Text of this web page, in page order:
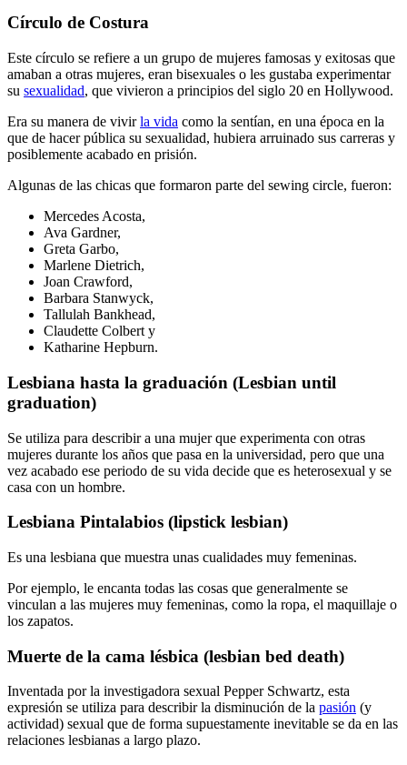
Círculo de Costura
Este círculo se refiere a un grupo de mujeres famosas y exitosas que
amaban a otras mujeres, eran bisexuales o les gustaba experimentar
su sexualidad, que vivieron a principios del siglo 20 en Hollywood.
Era su manera de vivirla vida como la sentían, en una época en la
que de hacer pública su sexualidad, hubiera arruinado sus carreras y
posiblemente acabado en prisión.
Algunas de las chicas que formaron parte del sewing circle, fueron:
Mercedes Acosta,
Ava Gardner,
Greta Garbo,
Marlene Dietrich,
Joan Crawford,
Barbara Stanwyck,
Tallulah Bankhead,
Claudette Colbert y
Katharine Hepburn.
Lesbiana hasta la graduación (Lesbian until
graduation)
Se utiliza para describir a una mujer que experimenta con otras
mujeres durante los años que pasa en la universidad, pero que una
vez acabado ese periodo de su vida decide que es heterosexual y se
casa con un hombre.
Lesbiana Pintalabios (lipstick lesbian)
Es una lesbiana que muestra unas cualidades muy femeninas.
Por ejemplo, le encanta todas las cosas que generalmente se
vinculan a las mujeres muy femeninas, como la ropa, el maquillaje o
los zapatos.
Muerte de la cama lésbica (lesbian bed death)
Inventada por la investigadora sexual Pepper Schwartz, esta
expresión se utiliza para describir la disminución de la pasión (y
actividad) sexual que de forma supuestamente inevitable se da en las
relaciones lesbianas a largo plazo.